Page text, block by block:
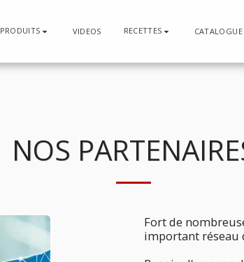
PRODUITS VIDEOS RECETTES
NOS
Fort de
important réseau